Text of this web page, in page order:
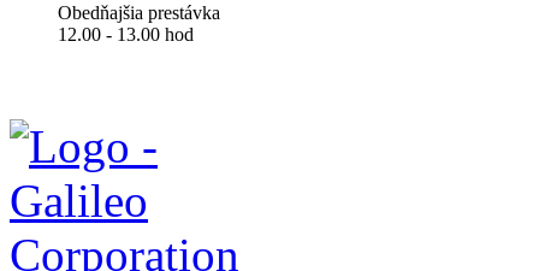
Obedňajšia prestávka
12.00 - 13.00 hod